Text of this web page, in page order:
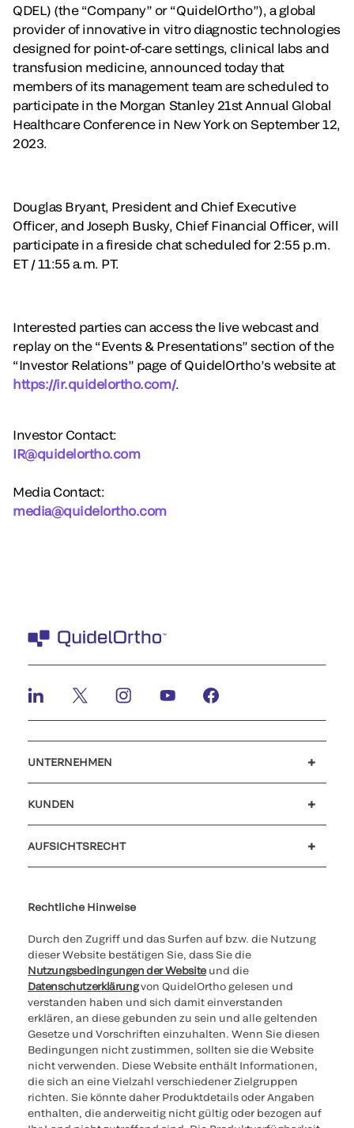
QDEL) (the “Company” or “QuidelOrtho”), a global
provider of innovative in vitro diagnostic technologies
designed for point-of-care settings, clinical labs and
transfusion medicine, announced today that
members of its management team are scheduled to
participate in the Morgan Stanley 21st Annual Global
Healthcare Conference in New York on September 12,
2023.
Douglas Bryant, President and Chief Executive
Officer, and Joseph Busky, Chief Financial Officer, will
participate in a fireside chat scheduled for 2:55 p.m.
ET / 11:55 a.m. PT.
Interested parties can access the live webcast and
replay on the “Events & Presentations” section of the
“Investor Relations” page of QuidelOrtho’s website at
https://ir.quidelortho.com/.
Investor Contact:
IR@quidelortho.com
Media Contact:
media@quidelortho.com
UNTERNEHMEN
KUNDEN
AUFSICHTSRECHT
Rechtliche Hinweise
Durch den Zugriff und das Surfen auf bzw. die Nutzung
dieser Website bestätigen Sie, dass Sie die
Nutzungsbedingungen der Websiteund die
Datenschutzerklärungvon QuidelOrtho gelesen und
verstanden haben und sich damit einverstanden
erklären, an diese gebunden zu sein und alle geltenden
Gesetze und Vorschriften einzuhalten. Wenn Sie diesen
Bedingungen nicht zustimmen, sollten sie die Website
nicht verwenden. Diese Website enthält Informationen,
die sich an eine Vielzahl verschiedener Zielgruppen
richten. Sie könnte daher Produktdetails oder Angaben
enthalten, die anderweitig nicht gültig oder bezogen auf